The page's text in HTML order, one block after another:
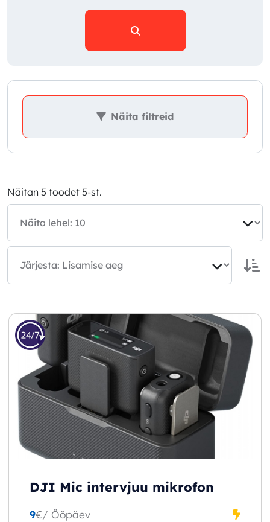
Näitan 5 toodet 5-st.
DJI Mic intervjuu mikrofon
9€/ Ööpäev
Näita filtreid